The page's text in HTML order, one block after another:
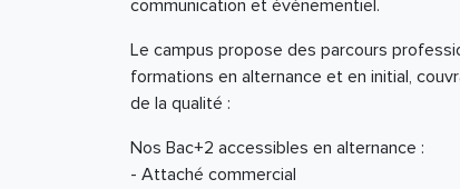
communication et événementiel.
Le campus propose des parcours
formations en alternance et en initial,
de la qualité :
Nos Bac+2 accessibles en alternance :
- Attaché commercial